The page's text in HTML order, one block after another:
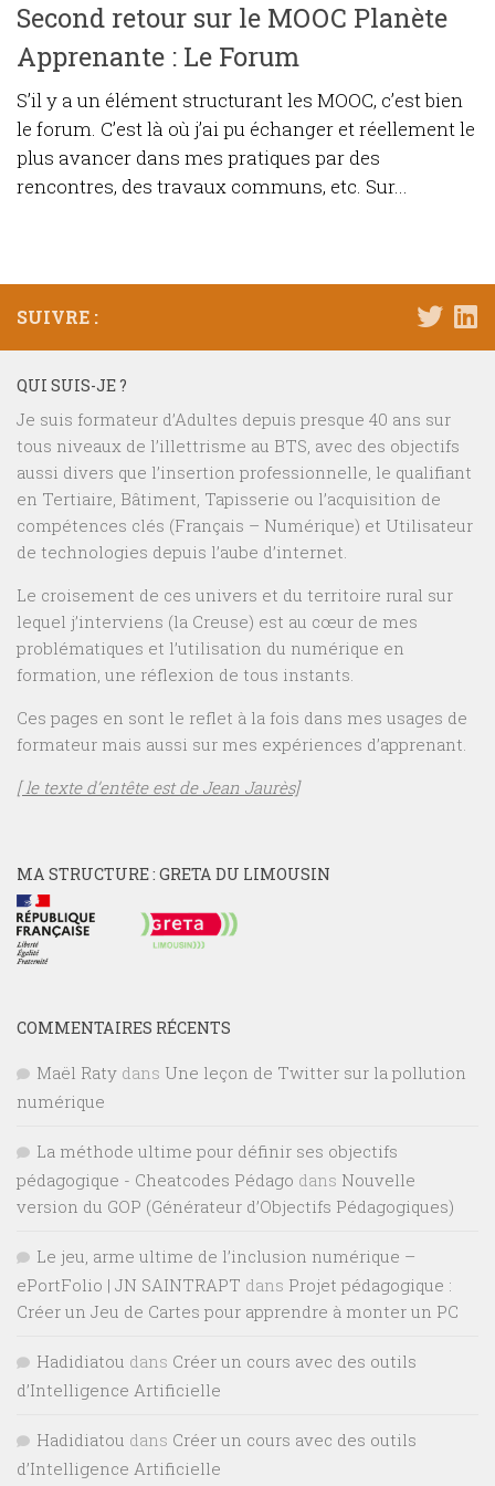
Second retour sur le MOOC Planète
Apprenante : Le Forum
S’il y a un élément structurant les MOOC, c’est bien
le forum. C’est là où j’ai pu échanger et réellement le
plus avancer dans mes pratiques par des
rencontres, des travaux communs, etc. Sur...
SUIVRE :
QUI SUIS-JE ?
Je suis formateur d’Adultes depuis presque 40 ans sur
tous niveaux de l’illettrisme au BTS, avec des objectifs
aussi divers que l’insertion professionnelle, le qualifiant
en Tertiaire, Bâtiment, Tapisserie ou l’acquisition de
compétences clés (Français – Numérique) et Utilisateur
de technologies depuis l’aube d’internet.
Le croisement de ces univers et du territoire rural sur
lequel j’interviens (la Creuse) est au cœur de mes
problématiques et l’utilisation du numérique en
formation, une réflexion de tous instants.
Ces pages en sont le reflet à la fois dans mes usages de
formateur mais aussi sur mes expériences d’apprenant.
[ le texte d’entête est de Jean Jaurès]
MA STRUCTURE : GRETA DU LIMOUSIN
COMMENTAIRES RÉCENTS
Maël Raty dans Une leçon de Twitter sur la pollution
numérique
La méthode ultime pour définir ses objectifs
pédagogique - Cheatcodes Pédago dans Nouvelle
version du GOP (Générateur d’Objectifs Pédagogiques)
Le jeu, arme ultime de l’inclusion numérique –
ePortFolio | JN SAINTRAPT dans Projet pédagogique :
Créer un Jeu de Cartes pour apprendre à monter un PC
Hadidiatou dans Créer un cours avec des outils
d’Intelligence Artificielle
Hadidiatou dans Créer un cours avec des outils
d’Intelligence Artificielle